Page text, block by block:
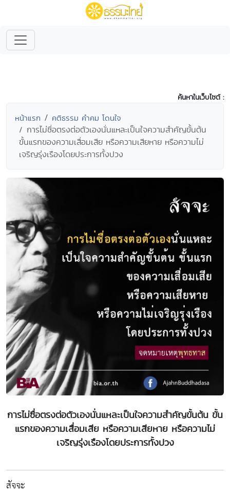
ค้นหาในเว็บไซต์ :
หน้าแรก คติธรรม คำคม โดนใจ
การไม่ซื่อตรงต่อตัวเองนั่นแหละเป็นใจความสำคัญขั้นต้น
ขั้นแรกของความเสื่อมเสีย หรือความเสียหาย หรือความไม่
เจริญรุ่งเรืองโดยประการทั้งปวง
การไม่ซื่อตรงต่อตัวเองนั่นแหละเป็นใจความสำคัญขั้นต้น ขั้น
แรกของความเสื่อมเสีย หรือความเสียหาย หรือความไม่
เจริญรุ่งเรืองโดยประการทั้งปวง
สัจจะ